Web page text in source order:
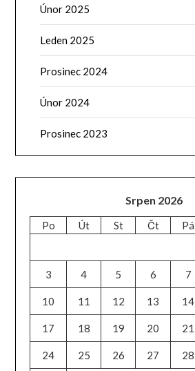
Únor 2025
Leden 2025
Prosinec 2024
Únor 2024
Prosinec 2023
Srpen 2026
Po Út St Čt Pá
3 4 5 6 7
10 11 12 13 14
17 18 19 20 21
24 25 26 27 28